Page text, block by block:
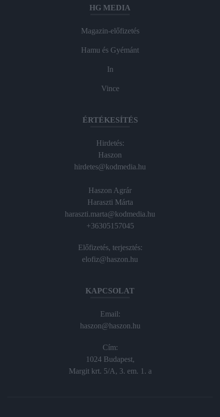
HG MEDIA
Magazin-előfizetés
Hamu és Gyémánt
In
Vince
ÉRTÉKESÍTÉS
Hirdetés:
Haszon
hirdetes@kodmedia.hu
Haszon Agrár
Haraszti Márta
haraszti.marta@kodmedia.hu
+36305157045
Előfizetés, terjesztés:
elofiz@haszon.hu
KAPCSOLAT
Email:
haszon@haszon.hu
Cím:
1024 Budapest,
Margit krt. 5/A, 3. em. 1. a